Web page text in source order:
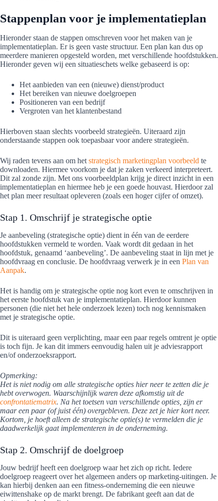
Stappenplan voor je implementatieplan
Hieronder staan de stappen omschreven voor het maken van je
implementatieplan. Er is geen vaste structuur. Een plan kan dus op
meerdere manieren opgesteld worden, met verschillende hoofdstukken.
Hieronder geven wij een situatieschets welke gebaseerd is op:
Het aanbieden van een (nieuwe) dienst/product
Het bereiken van nieuwe doelgroepen
Positioneren van een bedrijf
Vergroten van het klantenbestand
Hierboven staan slechts voorbeeld strategieën. Uiteraard zijn
onderstaande stappen ook toepasbaar voor andere strategieën.
Wij raden tevens aan om het strategisch marketingplan voorbeeld te
downloaden. Hiermee voorkom je dat je zaken verkeerd interpreteert.
Dit zal zonde zijn. Met ons voorbeeldplan krijg je direct inzicht in een
implementatieplan en hiermee heb je een goede houvast. Hierdoor zal
het plan meer resultaat opleveren (zoals een hoger cijfer of omzet).
Stap 1. Omschrijf je strategische optie
Je aanbeveling (strategische optie) dient in één van de eerdere
hoofdstukken vermeld te worden. Vaak wordt dit gedaan in het
hoofdstuk, genaamd ‘aanbeveling’. De aanbeveling staat in lijn met je
hoofdvraag en conclusie. De hoofdvraag verwerk je in een Plan van
Aanpak.
Het is handig om je strategische optie nog kort even te omschrijven in
het eerste hoofdstuk van je implementatieplan. Hierdoor kunnen
personen (die niet het hele onderzoek lezen) toch nog kennismaken
met je strategische optie.
Dit is uiteraard geen verplichting, maar een paar regels omtrent je optie
is toch fijn. Je kan dit immers eenvoudig halen uit je adviesrapport
en/of onderzoeksrapport.
Opmerking:
Het is niet nodig om alle strategische opties hier neer te zetten die je
hebt overwogen. Waarschijnlijk waren deze afkomstig uit de
confrontatiematrix. Na het toetsen van verschillende opties, zijn er
maar een paar (of juist één) overgebleven. Deze zet je hier kort neer.
Kortom, je hoeft alleen de strategische optie(s) te vermelden die je
daadwerkelijk gaat implementeren in de onderneming.
Stap 2. Omschrijf de doelgroep
Jouw bedrijf heeft een doelgroep waar het zich op richt. Iedere
doelgroep reageert over het algemeen anders op marketing-uitingen. Je
kan hierbij denken aan een fitness-onderneming die een nieuwe
eiwittenshake op de markt brengt. De fabrikant geeft aan dat de